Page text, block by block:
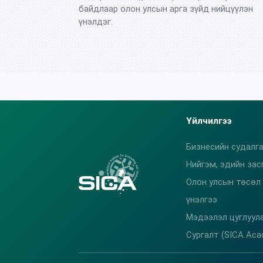
байдлаар олон улсын арга зүйд нийцүүлэн
үнэлдэг.
Үйлчилгээ
Бизнесийн
Нийгэм, эдийн
Олон улсын төсөл
үнэлгээ
Мэдээлэл
Сургалт (SICA